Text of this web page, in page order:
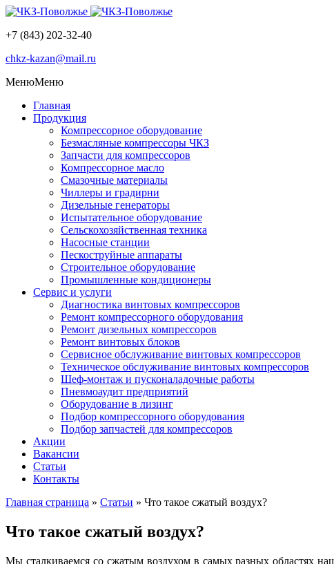
+7 (843) 202-32-40
chkz-kazan@mail.ru
МенюМеню
Главная
Продукция
Компрессорное оборудование
Безмасляные компрессоры ЧКЗ
Запчасти для компрессоров
Компрессорное масло
Смазочные материалы
Чиллеры и градирни
Дизельные генераторы
Испытательное оборудование
Сельскохозяйственная техника
Насосные станции
Пескоструйные аппараты
Строительное оборудование
Промышленные кондиционеры
Сервис и услуги
Диагностика винтовых компрессоров
Ремонт компрессорного оборудования
Ремонт дизельных компрессоров
Ремонт винтовых блоков
Сервисное обслуживание винтовых компрессоров
Техническое обслуживание винтовых компрессоров
Шеф-монтаж и пусконаладочные работы
Пневмоаудит предприятий
Оборудование в лизинг
Подбор компрессорного оборудования
Подбор запчастей для компрессоров
Акции
Вакансии
Статьи
Контакты
Главная страница » Статьи » Что такое сжатый воздух?
Что такое сжатый воздух?
Мы сталкиваемся со сжатым воздухом в самых разных областях